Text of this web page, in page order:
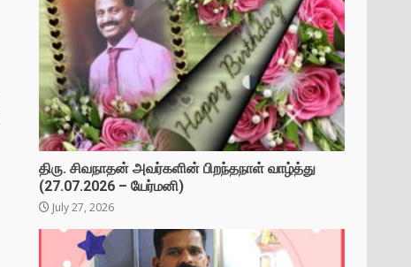
திரு. சிவநாதன் அவர்களின் பிறந்தநாள் வாழ்த்து
(27.07.2026 – யேர்மனி)
July 27, 2026